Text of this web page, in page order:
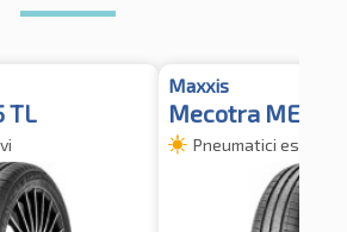
TL
Maxxis
Mecotra ME3
Pneumatici estivi